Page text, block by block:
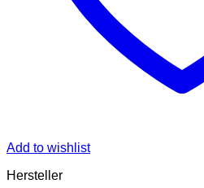
Add to wishlist
Hersteller